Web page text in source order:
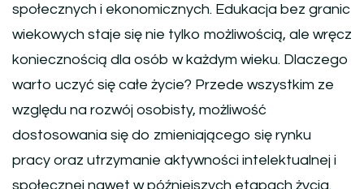
społecznych i ekonomicznych. Edukacja bez granic
wiekowych staje się nie tylko możliwością, ale wręcz
koniecznością dla osób w każdym wieku. Dlaczego
warto uczyć się całe życie? Przede wszystkim ze
względu na rozwój osobisty, możliwość
dostosowania się do zmieniającego się rynku
pracy oraz utrzymanie aktywności intelektualnej i
społecznej nawet w późniejszych etapach życia.